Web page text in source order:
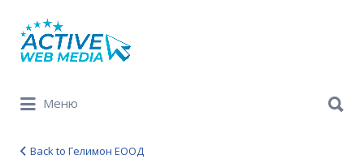
Search
for:
Меню
for:
Back to Гелимон ЕООД